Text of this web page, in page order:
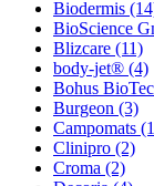
Biodermis
BioScience
Blizcare (11)
body-jet® (4)
Bohus
Burgeon (3)
Campomats
Clinipro (2)
Croma (2)